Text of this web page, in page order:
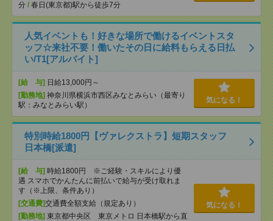
分 / 春日(東京都)駅から徒歩7分
人気イベントも！好きな場所で働けるイベントスタ
ッフ☆来社不要！働いたその日に給料もらえる日払
い/T1[アルバイト]
[給 与] 日給13,000円～
[勤務地] 神奈川県横浜市西区みなとみらい（最寄り
駅：みなとみらい駅）
気になる！
特別時給1800円【ヴァレクストラ】短期スタッフ
日本橋[派遣]
[給 与] 時給1800円 ※ご経験・スキルにより優
遇 スマホでかんたんに前払いで給与が受け取れま
す（※上限、条件あり）
[交通費]交通費全額支給（規定あり）
[勤務地] 東京都中央区 東京メトロ 日本橋駅から直
気になる！